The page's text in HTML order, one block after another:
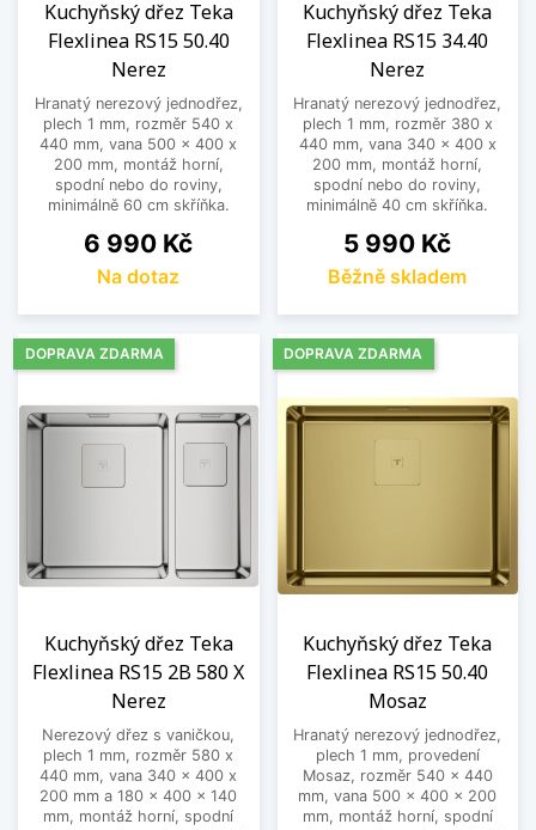
Kuchyňský dřez Teka
Flexlinea RS15 50.40
Nerez
Hranatý nerezový jednodřez,
plech 1 mm, rozměr 540 x
440 mm, vana 500 x 400 x
200 mm, montáž horní,
spodní nebo do roviny,
minimálně 60 cm skříňka.
Cena
6 990 Kč
Na dotaz
Kuchyňský dřez Teka
Flexlinea RS15 34.40
Nerez
Hranatý nerezový jednodřez,
plech 1 mm, rozměr 380 x
440 mm, vana 340 x 400 x
200 mm, montáž horní,
spodní nebo do roviny,
minimálně 40 cm skříňka.
Cena
5 990 Kč
Běžně skladem
Kuchyňský dřez Teka
Flexlinea RS15 2B 580 X
Nerez
Nerezový dřez s vaničkou,
plech 1 mm, rozměr 580 x
440 mm, vana 340 x 400 x
200 mm a 180 x 400 x 140
mm, montáž horní, spodní
DOPRAVA ZDARMA
Kuchyňský dřez Teka
Flexlinea RS15 50.40
Mosaz
Hranatý nerezový jednodřez,
plech 1 mm, provedení
Mosaz, rozměr 540 x 440
mm, vana 500 x 400 x 200
mm, montáž horní, spodní
DOPRAVA ZDARMA